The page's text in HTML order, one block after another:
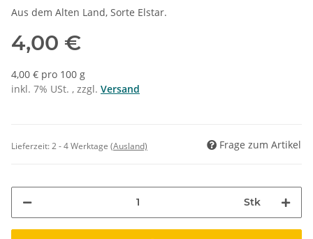
Aus dem Alten Land, Sorte Elstar.
4,00 €
4,00 € pro 100 g
inkl. 7% USt. , zzgl. Versand
Lieferzeit:2 - 4 Werktage (Ausland) Frage zum Artikel
Stk